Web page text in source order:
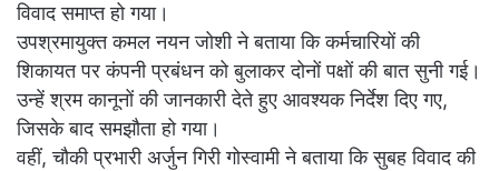
विवाद समाप्त हो गया।
उपश्रमायुक्त कमल नयन जोशी ने बताया कि कर्मचारियों की
शिकायत पर कंपनी प्रबंधन को बुलाकर दोनों पक्षों की बात सुनी गई।
उन्हें श्रम कानूनों की जानकारी देते हुए आवश्यक निर्देश दिए गए,
जिसके बाद समझौता हो गया।
वहीं, चौकी प्रभारी अर्जुन गिरी गोस्वामी ने बताया कि सुबह विवाद की